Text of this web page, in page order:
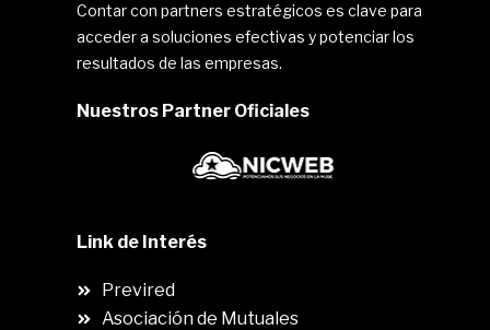
Contar con partners estratégicos es clave para
acceder a soluciones efectivas y potenciar los
resultados de las empresas.
Nuestros Partner Oficiales
Link de Interés
Previred
Asociación de Mutuales